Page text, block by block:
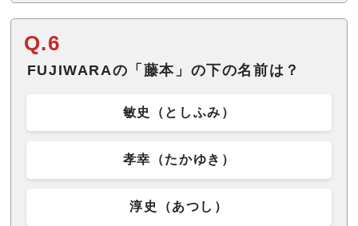
Q.6
FUJIWARAの「藤本」の下の名前は？
敏史（としふみ）
孝幸（たかゆき）
淳史（あつし）